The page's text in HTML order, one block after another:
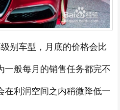
别车型，月底的价格会比
一般每月的销售任务都完不
在利润空间之内稍微降低一